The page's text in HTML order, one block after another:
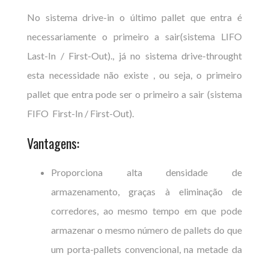
No sistema drive-in o último pallet que entra é
necessariamente o primeiro a sair(sistema LIFO
Last-In / First-Out)., já no sistema drive-throught
esta necessidade não existe , ou seja, o primeiro
pallet que entra pode ser o primeiro a sair (sistema
FIFO First-In / First-Out).
Vantagens:
Proporciona alta densidade de
armazenamento, graças à eliminação de
corredores, ao mesmo tempo em que pode
armazenar o mesmo número de pallets do que
um porta-pallets convencional, na metade da